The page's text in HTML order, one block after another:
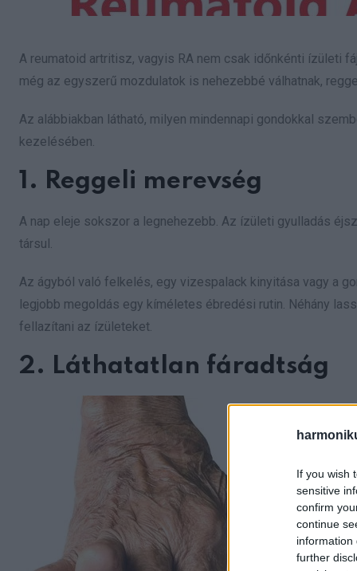
If you wish
sensitive
confirm
continue
information
further
A reumatoid artritisz, vagyis RA nem csak időnkénti ízületi
még az egyszerű mozdulatok is nehezebbé válhatnak,
Az alábbiakban látható, milyen mindennapi gondokkal
kezelésében.
1. Reggeli merevség
A nap eleje sokszor a legnehezebb. Az ízületi gyulladás
társul.
Az ágyból való felkelés, egy vizespalack kinyitása vagy a
legjobb megoldás egy kíméletes ébredési rutin. Néhány
fellazítani az ízületeket.
2. Láthatatlan fáradtság